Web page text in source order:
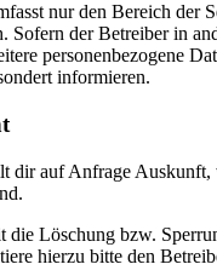
nur den Bereich der
Sofern der Betreiber in
personenbezogene
informieren.
dir auf Anfrage Auskunft,
die Löschung bzw.
hierzu bitte den